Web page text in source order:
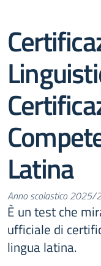
Latina
Anno scolastico 2025/
È un test che
ufficiale di
lingua latina.